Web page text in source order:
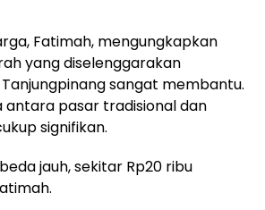
Fatimah, mengungkapkan
yang diselenggarakan
sangat membantu.
antara pasar tradisional dan
signifikan.
jauh, sekitar Rp20 ribu